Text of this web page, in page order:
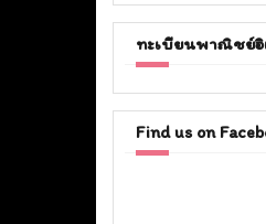
ทะเบียนพาณิชย์อิ
Find us on